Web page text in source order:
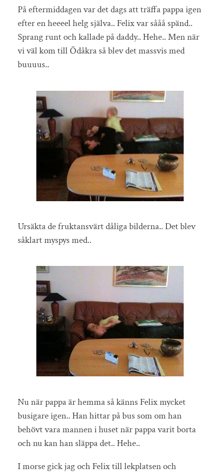
På eftermiddagen var det dags att träffa pappa igen
efter en heeeel helg själva.. Felix var sååå spänd..
Sprang runt och kallade på daddy.. Hehe.. Men när
vi väl kom till Ödåkra så blev det massvis med
buuuus..
Ursäkta de fruktansvärt dåliga bilderna.. Det blev
såklart myspys med..
Nu när pappa är hemma så känns Felix mycket
busigare igen.. Han hittar på bus som om han
behövt vara mannen i huset när pappa varit borta
och nu kan han släppa det.. Hehe..
I morse gick jag och Felix till lekplatsen och